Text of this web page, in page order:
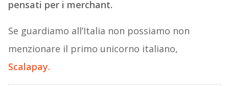
pensati per i merchant.
Se guardiamo all’Italia non possiamo non
menzionare il primo unicorno italiano,
Scalapay.